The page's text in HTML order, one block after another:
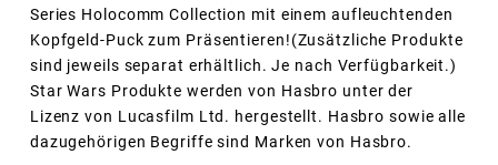
Series Holocomm Collection mit einem aufleuchtenden
Kopfgeld-Puck zum Präsentieren!(Zusätzliche Produkte
sind jeweils separat erhältlich. Je nach Verfügbarkeit.)
Star Wars Produkte werden von Hasbro unter der
Lizenz von Lucasfilm Ltd. hergestellt. Hasbro sowie alle
dazugehörigen Begriffe sind Marken von Hasbro.